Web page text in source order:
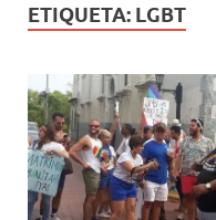
ETIQUETA: LGBT